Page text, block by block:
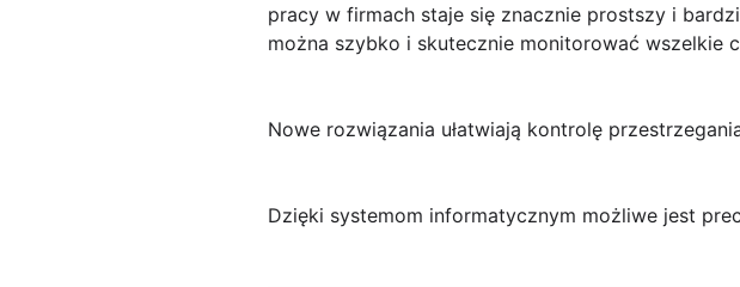
pracy w firmach staje się znacznie prostszy i
można szybko i skutecznie monitorować wszelkie
Nowe rozwiązania ułatwiają kontrolę
Dzięki systemom informatycznym możliwe jest